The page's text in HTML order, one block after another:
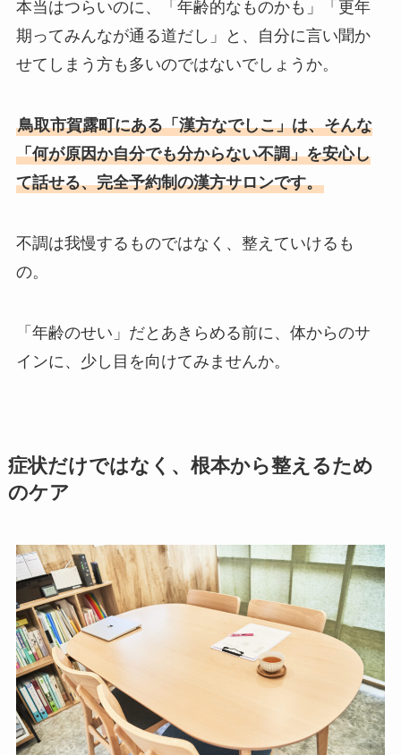
本当はつらいのに、「年齢的なものかも」「更年
期ってみんなが通る道だし」と、自分に言い聞か
せてしまう方も多いのではないでしょうか。
鳥取市賀露町にある「漢方なでしこ」は、そんな
「何が原因か自分でも分からない不調」を安心し
て話せる、完全予約制の漢方サロンです。
不調は我慢するものではなく、整えていけるも
の。
「年齢のせい」だとあきらめる前に、体からのサ
インに、少し目を向けてみませんか。
症状だけではなく、根本から整えるため
のケア